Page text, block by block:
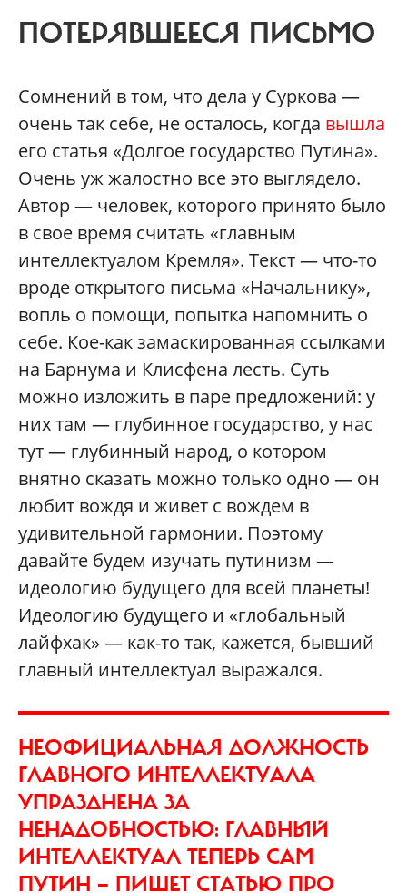
ПОТЕРЯВШЕЕСЯ ПИСЬМО
Сомнений в том, что дела у Суркова —
очень так себе, не осталось, когда вышла
его статья «Долгое государство Путина».
Очень уж жалостно все это выглядело.
Автор — человек, которого принято было
в свое время считать «главным
интеллектуалом Кремля». Текст — что-то
вроде открытого письма «Начальнику»,
вопль о помощи, попытка напомнить о
себе. Кое-как замаскированная ссылками
на Барнума и Клисфена лесть. Суть
можно изложить в паре предложений: у
них там — глубинное государство, у нас
тут — глубинный народ, о котором
внятно сказать можно только одно — он
любит вождя и живет с вождем в
удивительной гармонии. Поэтому
давайте будем изучать путинизм —
идеологию будущего для всей планеты!
Идеологию будущего и «глобальный
лайфхак» — как-то так, кажется, бывший
главный интеллектуал выражался.
НЕОФИЦИАЛЬНАЯ ДОЛЖНОСТЬ
ГЛАВНОГО ИНТЕЛЛЕКТУАЛА
УПРАЗДНЕНА ЗА
НЕНАДОБНОСТЬЮ: ГЛАВНЫЙ
ИНТЕЛЛЕКТУАЛ ТЕПЕРЬ САМ
ПУТИН — ПИШЕТ СТАТЬЮ ПРО